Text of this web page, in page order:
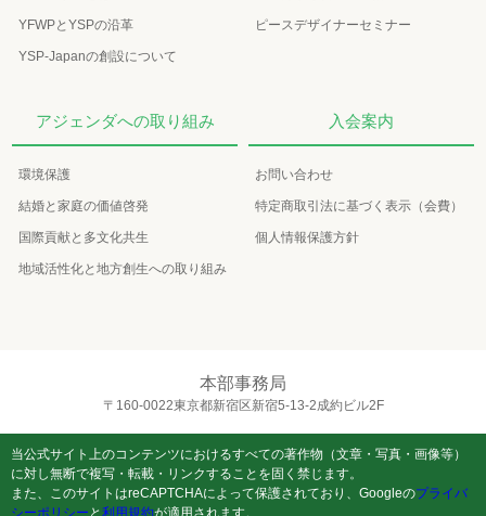
YFWPとYSPの沿革
YSP-Japanの創設について
ピースデザイナーセミナー
アジェンダへの取り組み
環境保護
結婚と家庭の価値啓発
国際貢献と多文化共生
地域活性化と地方創生への取り組み
入会案内
お問い合わせ
特定商取引法に基づく表示（会費）
個人情報保護方針
本部事務局
〒160-0022東京都新宿区新宿5-13-2成約ビル2F
当公式サイト上のコンテンツにおけるすべての著作物（文章・写真・画像等）
に対し無断で複写・転載・リンクすることを固く禁じます。
また、このサイトはreCAPTCHAによって保護されており、Googleのプライバ
シーポリシー と 利用規約が適用されます。